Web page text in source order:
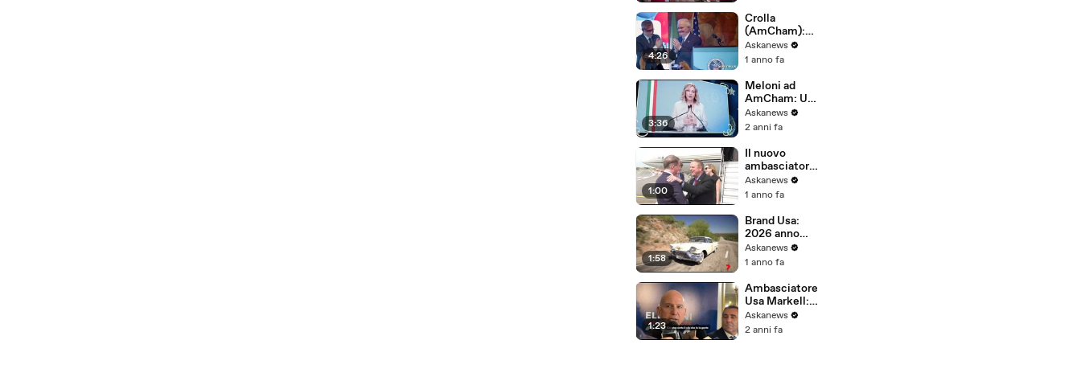
4:26
Crolla
(AmCham):
Trump può
essere bene
imprenditori
italiani
Askanews
1 anno fa
3:36
Meloni ad
AmCham: Usa
primo partner
commerciale
Askanews
2 anni fa
1:00
Il nuovo
ambasciatore
americano
designato è
Roma
Askanews
1 anno fa
1:58
Brand Usa:
2026 anno
boom per gli
Stati Uniti,
anniversari
Askanews
1 anno fa
1:23
Ambasciatore
Usa Markell: Il
voto è la
chiave della
Askanews
2 anni fa